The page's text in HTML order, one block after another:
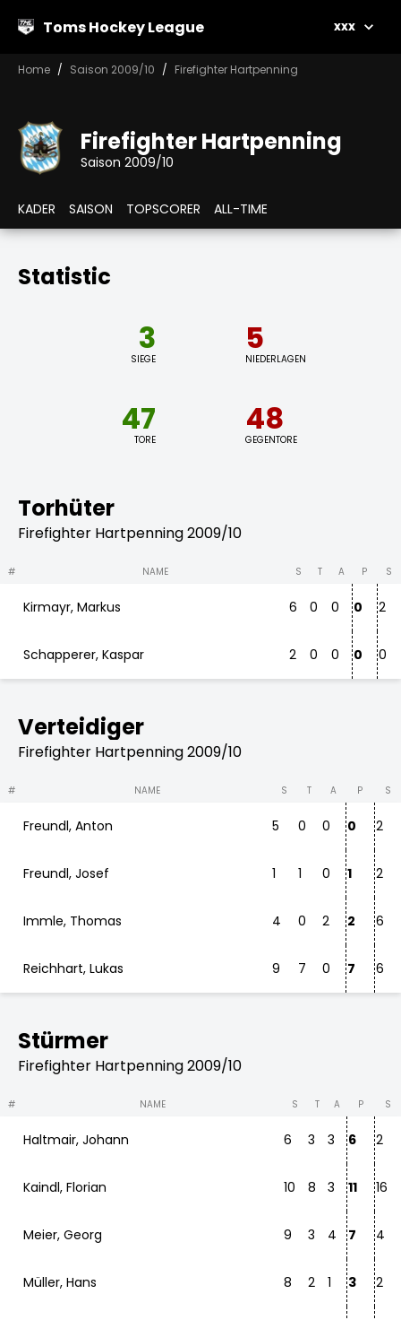
Toms Hockey League xxx
Home Saison 2009/10 Firefighter Hartpenning
Firefighter Hartpenning
Saison 2009/10
KADER SAISON TOPSCORER ALL-TIME
Statistic
3
SIEGE
5
NIEDERLAGEN
47
TORE
48
GEGENTORE
Torhüter
Firefighter Hartpenning 2009/10
# NAME S T A P S
Kirmayr, Markus 6 0 0 0 2
Schapperer, Kaspar 2 0 0 0 0
Verteidiger
Firefighter Hartpenning 2009/10
# NAME S T A P S
Freundl, Anton 5 0 0 0 2
Freundl, Josef 1 1 0 1 2
Immle, Thomas 4 0 2 2 6
Reichhart, Lukas 9 7 0 7 6
Stürmer
Firefighter Hartpenning 2009/10
# NAME S T A P S
Haltmair, Johann 6 3 3 6 2
Kaindl, Florian 10 8 3 11 16
Meier, Georg 9 3 4 7 4
Müller, Hans 8 2 1 3 2